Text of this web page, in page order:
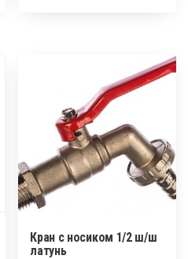
Кран с носиком 1/2 ш/ш
латунь